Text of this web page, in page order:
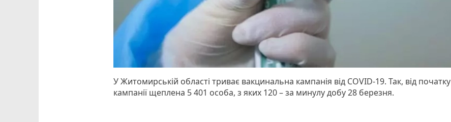
У Житомирській області триває вакцинальна кампанія від COVID-19. Так, від початку
кампанії щеплена 5 401 особа, з яких 120 – за минулу добу 28 березня.